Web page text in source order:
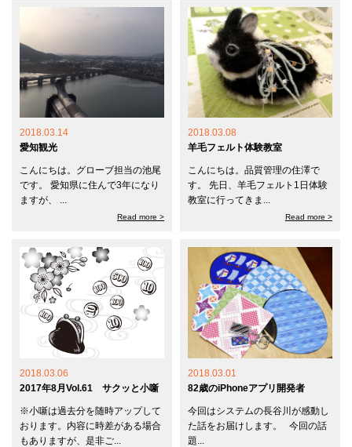
2018.03.14
愛知観光
こんにちは。グローブ担当の池尾
です。 愛知県に住んで3年になり
ますが、 ...
Read more >
2018.03.08
羊毛フェルト体験教室
こんにちは。品質管理の住澤で
す。 先日、羊毛フェルト1日体験
教室に行ってきま...
Read more >
2018.03.06
2017年8月Vol.61 サクッと小噺
※小噺は過去分を随時アップして
おります。内容に時差がある場合
もありますが、是非ご...
2018.03.01
82歳のiPhoneアプリ開発者
今回はシステムの長谷川が感動し
た話をお届けします。 今回の話
題...